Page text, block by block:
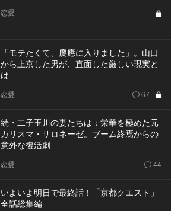
恋愛
「モテたくて、慶應に入りました」。山口
から上京した男が、直面した厳しい現実と
は
恋愛 67
続・二子玉川の妻たちは：栄華を極めた元
カリスマ・サロネーゼ。ブーム終焉からの
意外な復活劇
恋愛 44
いよいよ明日で最終話！「京都クエスト」
全話総集編